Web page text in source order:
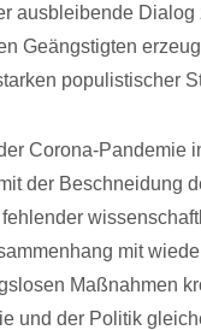
ausbleibende Dialog
Geängstigten
populistischer
Corona-Pandemie
der Beschneidung
mit
Maßnahmen
und der Politik